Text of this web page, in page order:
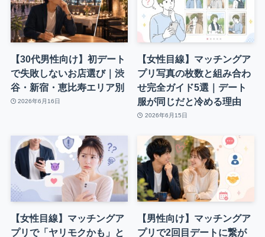
【30代男性向け】初デート
で失敗しないお店選び｜渋
谷・新宿・恵比寿エリア別
2026年6月16日
【女性目線】マッチングア
プリ写真の枚数と組み合わ
せ完全ガイド5選｜デート
服が同じだと冷める理由
2026年6月15日
【女性目線】マッチングア
プリで「ヤリモクかも」と
【男性向け】マッチングア
プリで2回目デートに繋が